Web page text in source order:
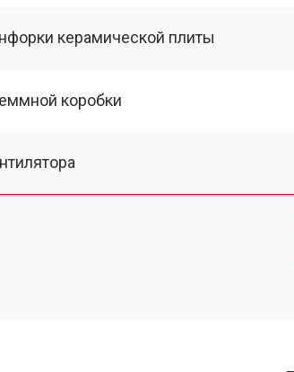
керамической плиты
коробки